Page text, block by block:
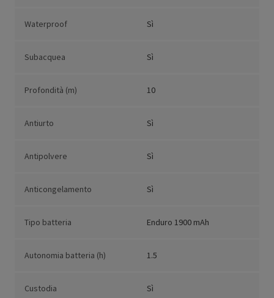
Waterproof Sì
Subacquea Sì
Profondità (m) 10
Antiurto Sì
Antipolvere Sì
Anticongelamento Sì
Tipo batteria Enduro 1900 mAh
Autonomia batteria (h) 1.5
Custodia Sì